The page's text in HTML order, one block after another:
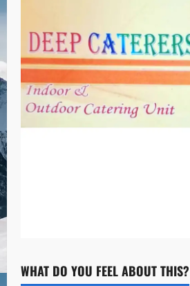
WHAT DO YOU FEEL ABOUT THIS?